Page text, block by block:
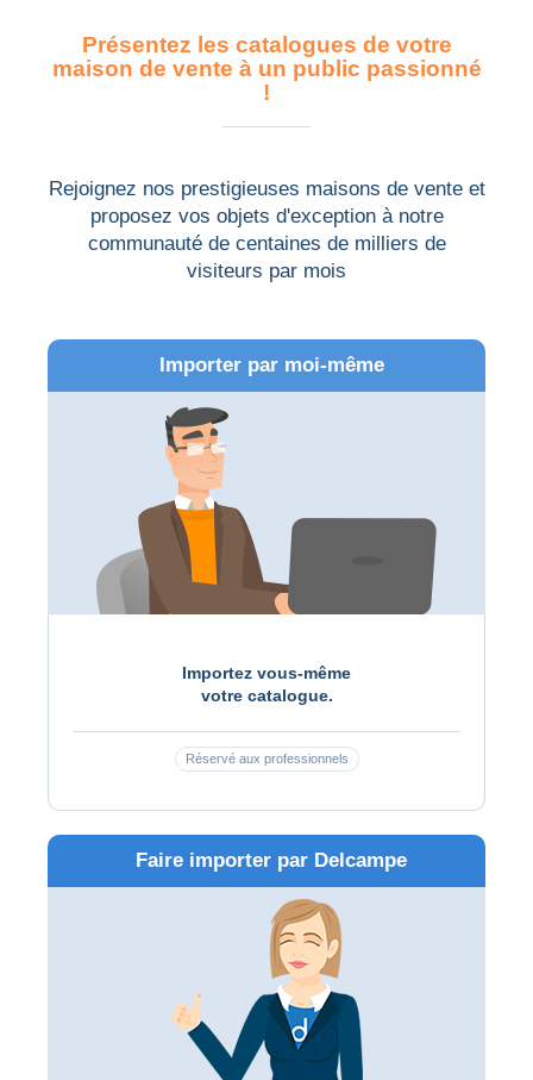
Présentez les catalogues de votre
maison de vente à un public passionné
!
Rejoignez nos prestigieuses maisons de vente et
proposez vos objets d'exception à notre
communauté de centaines de milliers de
visiteurs par mois
Importer par moi-même
Importez vous-même
votre catalogue.
Réservé aux professionnels
Faire importer par Delcampe